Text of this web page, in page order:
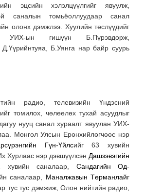
ийн эцсийн хэлэлцүүлгийг явуулж,
саналын томьёоллуудаар санал
олонх дэмжлээ. Хуулийн төслүүдийг
УИХ-ын гишүүн Б.Пүрэвдорж,
Б.Уянга нар байр суурь
радио, телевизийн Үндэсний
томилох, чөлөөлөх тухай асуудлыг
нууц санал хураалт явуулан УИХ-
Монгол Улсын Ерөнхийлөгчөөс нэр
Гүн-Үйлсийг 63 хувийн
Хурлаас нэр дэвшүүлсэн Дашзэвэгийн
хувийн саналаар, Сандагийн Од-
саналаар, Маналжавын Төрманлайг
тус тус дэмжиж, Олон нийтийн радио,